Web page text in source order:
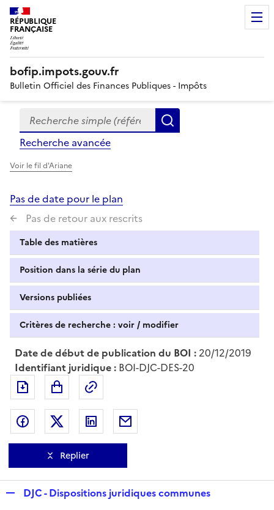
RÉPUBLIQUE
FRANÇAISE
bofip.impots.gouv.fr
Bulletin Officiel des Finances Publiques - Impôts
Formulaire
de
recherche
Recherche simple (références, mots clés, partie du
Recherche avancée
Voir le fil d'Ariane
Pas de date pour le plan
Pas de retour aux rescrits
Table des matières
Position dans la série du plan
Versions publiées
Critères de recherche : voir / modifier
Date de début de publication du BOI : 20/12/2019
Identifiant juridique : BOI-DJC-DES-20
Exporter le document au format pdf
Partager sur Facebook
Partager sur Twitter
Partager sur LinkedIn
Replier
DJC - Dispositions juridiques communes